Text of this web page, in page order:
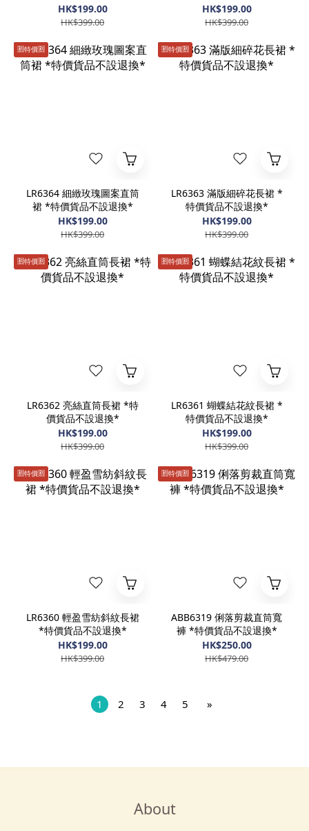
HK$199.00
HK$399.00
HK$199.00
HK$399.00
🈹️特價🈹️
LR6364 細緻玫瑰圖案直筒
裙 *特價貨品不設退換*
HK$199.00
HK$399.00
🈹️特價🈹️
LR6363 滿版細碎花長裙 *
特價貨品不設退換*
HK$199.00
HK$399.00
🈹️特價🈹️
LR6362 亮絲直筒長裙 *特
價貨品不設退換*
HK$199.00
HK$399.00
🈹️特價🈹️
LR6361 蝴蝶結花紋長裙 *
特價貨品不設退換*
HK$199.00
HK$399.00
🈹️特價🈹️
LR6360 輕盈雪紡斜紋長裙
*特價貨品不設退換*
HK$199.00
HK$399.00
🈹️特價🈹️
ABB6319 俐落剪裁直筒寬
褲 *特價貨品不設退換*
HK$250.00
HK$479.00
1 2 3 4 5 »
About